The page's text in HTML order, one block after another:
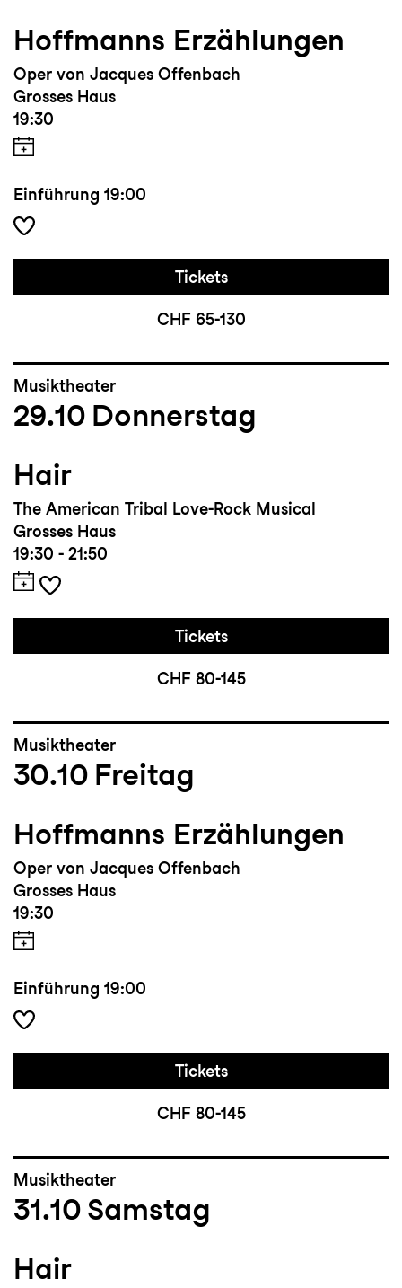
Hoffmanns Erzählungen
Oper von Jacques Offenbach
Grosses Haus
19:30
Einführung 19:00
Tickets
CHF 65-130
Musiktheater
29.10 Donnerstag
Hair
The American Tribal Love-Rock Musical
Grosses Haus
19:30 - 21:50
Tickets
CHF 80-145
Musiktheater
30.10 Freitag
Hoffmanns Erzählungen
Oper von Jacques Offenbach
Grosses Haus
19:30
Einführung 19:00
Tickets
CHF 80-145
Musiktheater
31.10 Samstag
Hair